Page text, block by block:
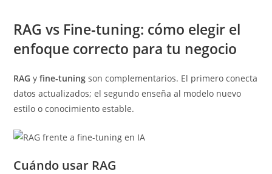
RAG vs Fine‑tuning: cómo elegir el
enfoque correcto para tu negocio
RAG yfine‑tuning son complementarios. El primero conecta
datos actualizados; el segundo enseña al modelo nuevo
estilo o conocimiento estable.
Cuándo usar RAG